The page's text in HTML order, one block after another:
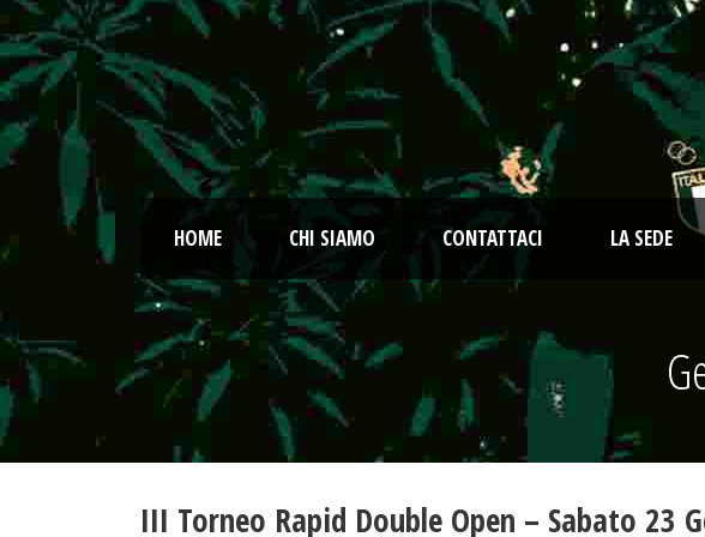
HOME CHI SIAMO CONTATTACI LA SEDE
III Torneo Rapid Double Open – Sabato 23